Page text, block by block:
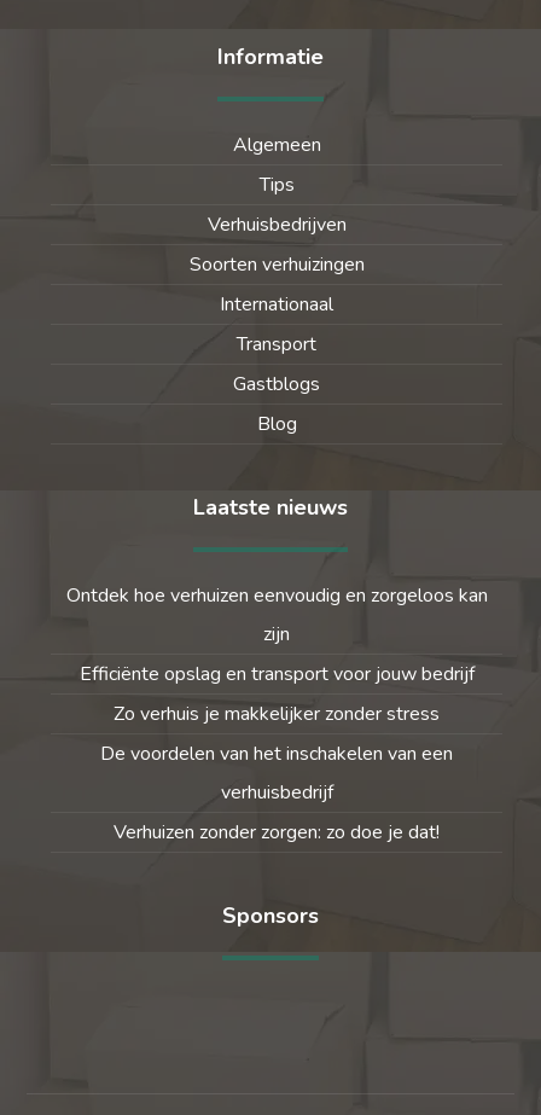
Informatie
Algemeen
Tips
Verhuisbedrijven
Soorten verhuizingen
Internationaal
Transport
Gastblogs
Blog
Laatste nieuws
Ontdek hoe verhuizen eenvoudig en zorgeloos kan
zijn
Efficiënte opslag en transport voor jouw bedrijf
Zo verhuis je makkelijker zonder stress
De voordelen van het inschakelen van een
verhuisbedrijf
Verhuizen zonder zorgen: zo doe je dat!
Sponsors